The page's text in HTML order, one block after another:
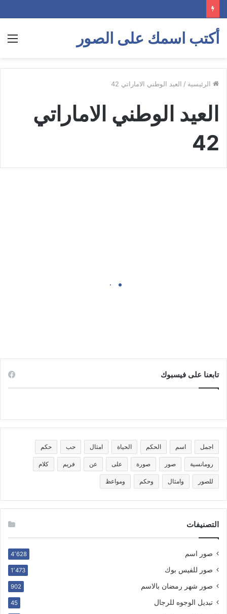
أكتب اسمك على الصور
الرئيسية / العيد الوطني الاماراتي 42
العيد الوطني الاماراتي
42
تابعنا على فيسبوك
اجمل اسم الحكم الحياة امثال حب حكم
رومانسية صور صورة على عن فريم كلام
للصور وامثال وحكم ومواعظ
التصنيفات
صور اسم 4٬628
صور للفيس بوك 1٬473
صور شهر رمضان بالاسم 902
تبديل الوجوه للرجال 45